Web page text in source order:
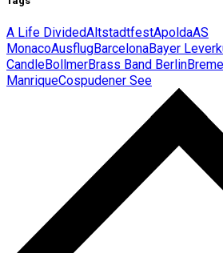
A Life DividedAltstadtfestApoldaAS
MonacoAusflugBarcelonaBayer
CandleBollmerBrass Band Berlin
ManriqueCospudener See